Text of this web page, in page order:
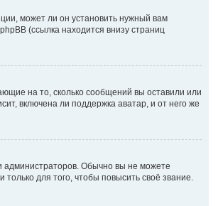
может ли он установить нужный вам
(ссылка находится внизу страниц
на то, сколько сообщений вы оставили или
включена ли поддержка аватар, и от него же
Обычно вы не можете
для того, чтобы повысить своё звание.